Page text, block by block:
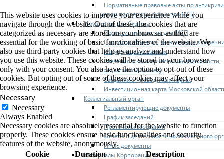
Нормативные правовые акты по
мерам поддержки субъектов МСП
Имущество для бизнеса
Перечень имущества для МСП
Паспорта объектов, включенных в
Информация о льготах
Сведения о коммерческой недвижимости,
предлагаемой бизнесу
Сведения о проводимых торгах
Инвестиционная карта Московской
Коллегиальный орган
Регламентирующие документы
График заседаний
Протоколы заседаний
Отчеты о деятельности коллегиального
Иные документы
Материалы Корпорации МСП
This website uses cookies to improve your experience while you
navigate through the website. Out of these, the cookies that are
categorized as necessary are stored on your browser as they are
essential for the working of basic functionalities of the website. We
also use third-party cookies that help us analyze and understand how
you use this website. These cookies will be stored in your browser
only with your consent. You also have the option to opt-out of these
cookies. But opting out of some of these cookies may affect your
browsing experience.
Necessary
Necessary
Always Enabled
Necessary cookies are absolutely essential for the website to function
properly. These cookies ensure basic functionalities and security
features of the website, anonymously.
Cookie
Duration Description